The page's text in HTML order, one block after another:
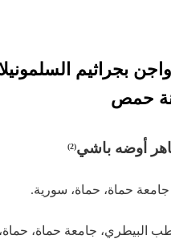
بجراثيم
حمص
أوضه باشي(2)